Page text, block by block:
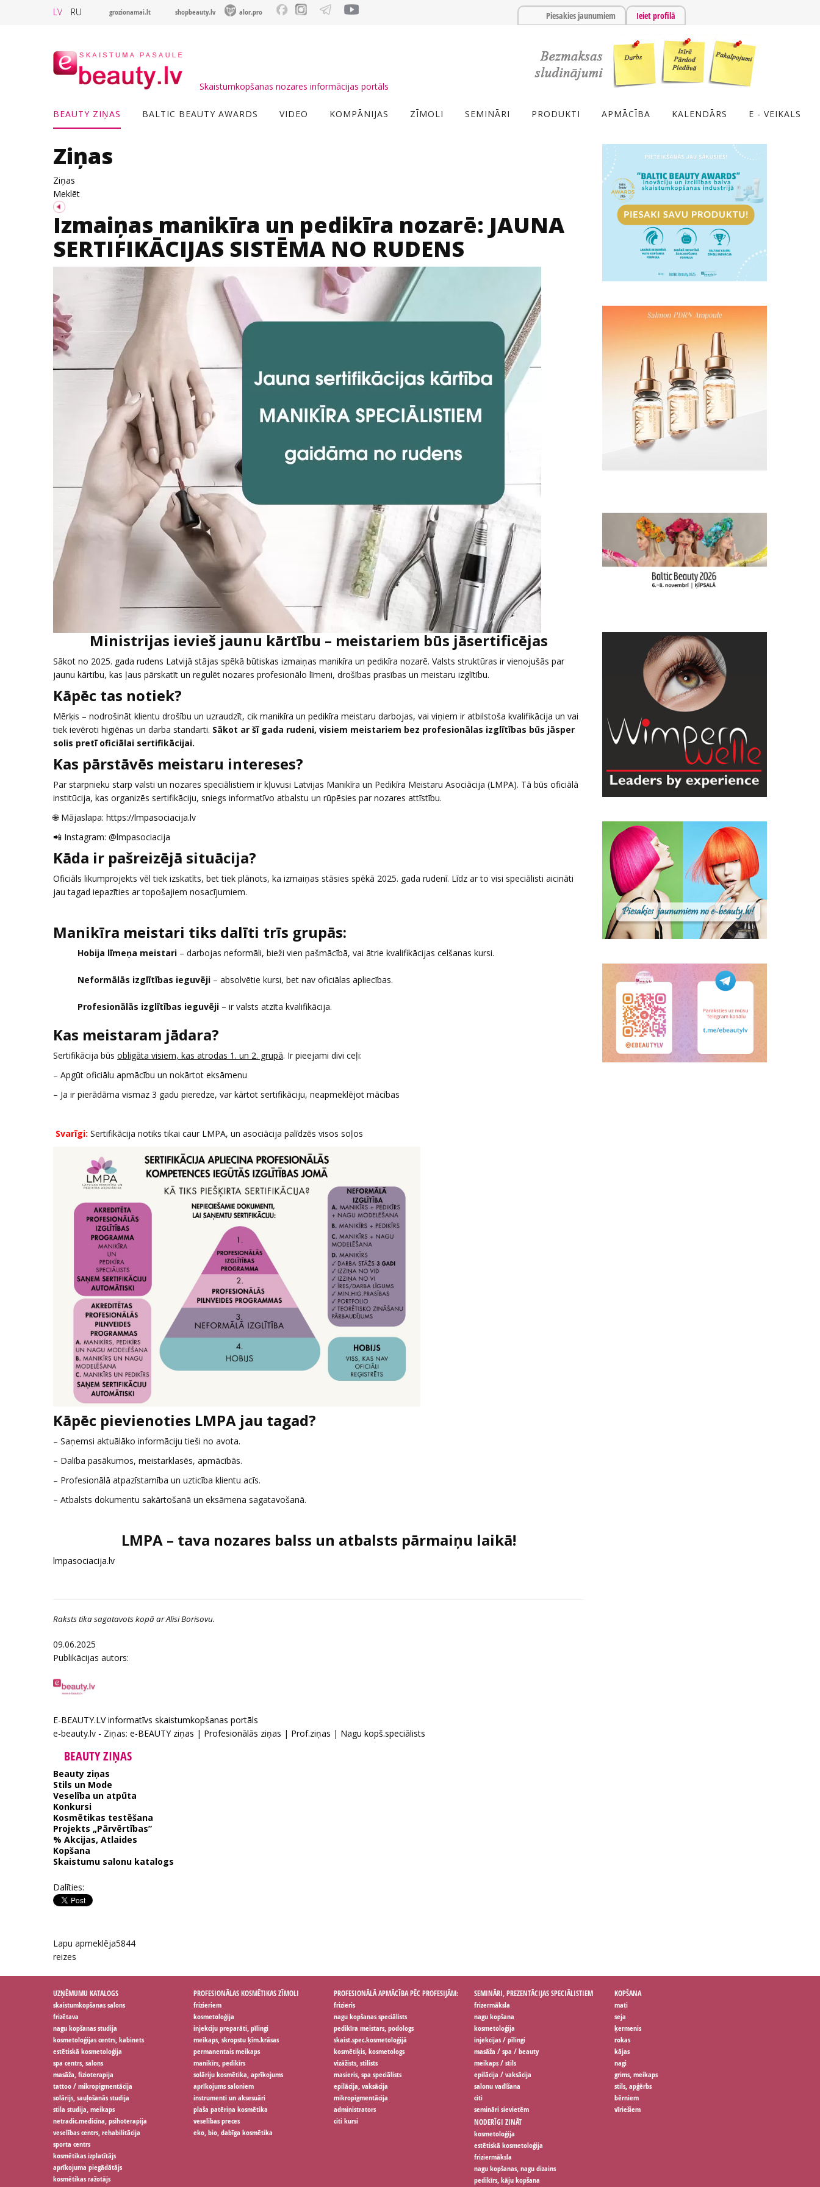
LV RU grozionamai.lt shopbeauty.lv alor.pro Piesakies jaunumiem Ieiet profilā
Skaistumkopšanas nozares informācijas portāls
BEAUTY ZIŅAS BALTIC BEAUTY AWARDS VIDEO KOMPĀNIJAS ZĪMOLI SEMINĀRI PRODUKTI APMĀCĪBA KALENDĀRS E - VEIKALS
Ziņas
Ziņas
Meklēt
Izmaiņas manikīra un pedikīra nozarē: JAUNA
SERTIFIKĀCIJAS SISTĒMA NO RUDENS
Ministrijas ievieš jaunu kārtību – meistariem būs jāsertificējas
Sākot no 2025. gada rudens Latvijā stājas spēkā būtiskas izmaiņas manikīra un pedikīra nozarē. Valsts struktūras ir vienojušās par
jaunu kārtību, kas ļaus pārskatīt un regulēt nozares profesionālo līmeni, drošības prasības un meistaru izglītību.
Kāpēc tas notiek?
Mērķis – nodrošināt klientu drošību un uzraudzīt, cik manikīra un pedikīra meistaru darbojas, vai viņiem ir atbilstoša kvalifikācija un vai
tiek ievēroti higiēnas un darba standarti. Sākot ar šī gada rudeni, visiem meistariem bez profesionālas izglītības būs jāsper
solis pretī oficiālai sertifikācijai.
Kas pārstāvēs meistaru intereses?
Par starpnieku starp valsti un nozares speciālistiem ir kļuvusi Latvijas Manikīra un Pedikīra Meistaru Asociācija (LMPA). Tā būs oficiālā
institūcija, kas organizēs sertifikāciju, sniegs informatīvo atbalstu un rūpēsies par nozares attīstību.
🌐 Mājaslapa: https://lmpasociacija.lv
📲 Instagram: @lmpasociacija
Kāda ir pašreizējā situācija?
Oficiāls likumprojekts vēl tiek izskatīts, bet tiek plānots, ka izmaiņas stāsies spēkā 2025. gada rudenī. Līdz ar to visi speciālisti aicināti
jau tagad iepazīties ar topošajiem nosacījumiem.
Manikīra meistari tiks dalīti trīs grupās:
Hobija līmeņa meistari – darbojas neformāli, bieži vien pašmācībā, vai ātrie kvalifikācijas celšanas kursi.
Neformālās izglītības ieguvēji – absolvētie kursi, bet nav oficiālas apliecības.
Profesionālās izglītības ieguvēji – ir valsts atzīta kvalifikācija.
Kas meistaram jādara?
Sertifikācija būs obligāta visiem, kas atrodas 1. un 2. grupā. Ir pieejami divi ceļi:
– Apgūt oficiālu apmācību un nokārtot eksāmenu
– Ja ir pierādāma vismaz 3 gadu pieredze, var kārtot sertifikāciju, neapmeklējot mācības
Svarīgi: Sertifikācija notiks tikai caur LMPA, un asociācija palīdzēs visos soļos
Kāpēc pievienoties LMPA jau tagad?
– Saņemsi aktuālāko informāciju tieši no avota.
– Dalība pasākumos, meistarklasēs, apmācībās.
– Profesionālā atpazīstamība un uzticība klientu acīs.
– Atbalsts dokumentu sakārtošanā un eksāmena sagatavošanā.
LMPA – tava nozares balss un atbalsts pārmaiņu laikā!
lmpasociacija.lv
Raksts tika sagatavots kopā ar Alisi Borisovu.
09.06.2025
Publikācijas autors:
E-BEAUTY.LV informatīvs skaistumkopšanas portāls
e-beauty.lv - Ziņas: e-BEAUTY ziņas | Profesionālās ziņas | Prof.ziņas | Nagu kopš.speciālists
BEAUTY ZIŅAS
Beauty ziņas
Stils un Mode
Veselība un atpūta
Konkursi
Kosmētikas testēšana
Projekts „Pārvērtības”
% Akcijas, Atlaides
Kopšana
Skaistumu salonu katalogs
Dalīties:
Lapu apmeklēja5844
reizes
UZŅĒMUMU KATALOGS
skaistumkopšanas salons
frizētava
nagu kopšanas studija
kosmetoloģijas centrs, kabinets
estētiskā kosmetoloģija
spa centrs, salons
masāža, fizioterapija
tattoo / mikropigmentācija
solārijs, sauļošanās studija
stila studija, meikaps
netradic.medicīna, psihoterapija
veselības centrs, rehabilitācija
sporta centrs
kosmētikas izplatītājs
aprīkojuma piegādātājs
kosmētikas ražotājs
PROFESIONĀLAS KOSMĒTIKAS ZĪMOLI
frizieriem
kosmetoloģija
injekciju preparāti, pīlingi
meikaps, skropstu ķīm.krāsas
permanentais meikaps
manikīrs, pedikīrs
solāriju kosmētika, aprīkojums
aprīkojums saloniem
instrumenti un aksesuāri
plaša patēriņa kosmētika
veselības preces
eko, bio, dabīga kosmētika
PROFESIONĀLĀ APMĀCĪBA PĒC PROFESIJĀM:
frizieris
nagu kopšanas speciālists
pedikīra meistars, podologs
skaist.spec.kosmetoloģijā
kosmētiķis, kosmetologs
vizāžists, stilists
masieris, spa speciālists
epilācija, vaksācija
mikropigmentācija
administrators
citi kursi
SEMINĀRI, PREZENTĀCIJAS SPECIĀLISTIEM
frizermāksla
nagu kopšana
kosmetoloģija
injekcijas / pīlingi
masāža / spa / beauty
meikaps / stils
epilācija / vaksācija
salonu vadīšana
citi
semināri sievietēm
KOPŠANA
mati
seja
ķermenis
rokas
kājas
nagi
grims, meikaps
stils, apģērbs
bērniem
vīriešiem
NODERĪGI ZINĀT
kosmetoloģija
estētiskā kosmetoloģija
friziermāksla
nagu kopšanas, nagu dizains
pedikīrs, kāju kopšana